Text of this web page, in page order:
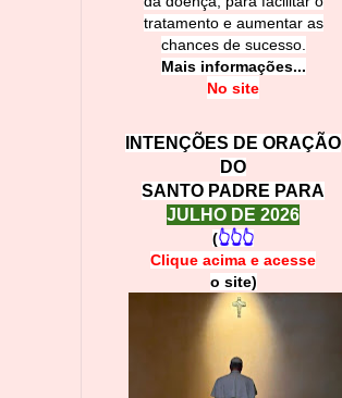
tratamento e aumentar as
chances de sucesso.
Mais informações...
No site
INTENÇÕES DE ORAÇÃO
DO
SANTO PADRE PARA
JULHO DE 2026
(👆👆👆
Clique acima e acesse
o site)